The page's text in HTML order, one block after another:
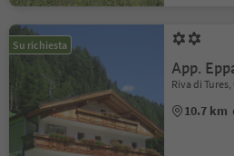
Su richiesta
App.
Riva di
10.7 km